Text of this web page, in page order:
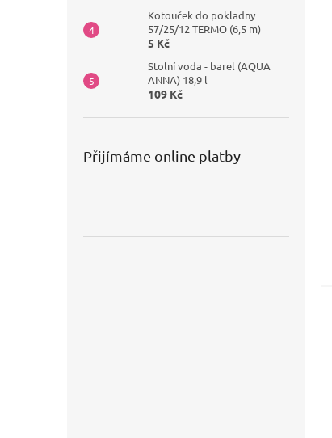
Kotouček do pokladny
57/25/12 TERMO (6,5 m)
5 Kč
Stolní voda - barel (AQUA
ANNA) 18,9 l
109 Kč
Přijímáme online platby